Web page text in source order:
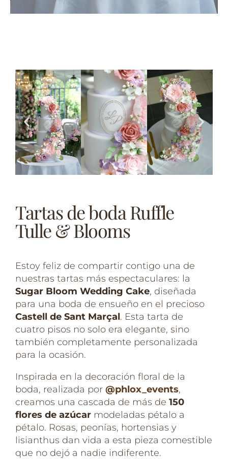
Tartas de boda Ruffle
Tulle & Blooms
Estoy feliz de compartir contigo una de
nuestras tartas más espectaculares: la
Sugar Bloom Wedding Cake, diseñada
para una boda de ensueño en el precioso
Castell de Sant Marçal. Esta tarta de
cuatro pisos no solo era elegante, sino
también completamente personalizada
para la ocasión.
Inspirada en la decoración floral de la
boda, realizada por @phlox_events,
creamos una cascada de más de 150
flores de azúcar modeladas pétalo a
pétalo. Rosas, peonías, hortensias y
lisianthus dan vida a esta pieza comestible
que no dejó a nadie indiferente.